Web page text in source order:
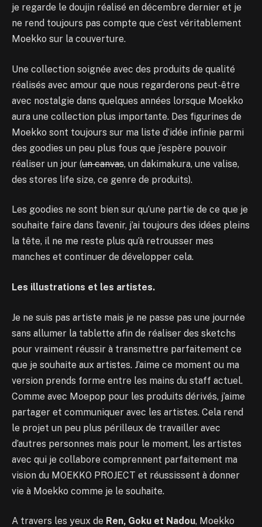
je regarde le doujin réalisé en décembre dernier et je
ne rend toujours pas compte que c’est véritablement
Moekko sur la couverture.
Une collection soignée avec des produits de qualité
réalisés avec amour que nous regarderons peut-être
avec nostalgie dans quelques années lorsque Moekko
aura une collection plus importante. Des figurines de
Moekko sont toujours sur ma liste d’idée infinie parmi
des goodies un peu plus fous que j’espère pouvoir
réaliser un jour (un canvas, un dakimakura, une valise,
des stores life size, ce genre de produits).
Les goodies ne sont bien sur qu’une partie de ce que je
souhaite faire dans l’avenir, j’ai toujours des idées pleins
la tête, il ne me reste plus qu’à retrousser mes
manches et continuer de développer cela.
Les illustrations et les artistes.
Je ne suis pas artiste mais je ne passe pas une journée
sans allumer la tablette afin de réaliser des sketchs
pour vraiment réussir à transmettre parfaitement ce
que je souhaite aux artistes. J’aime ce moment ou ma
version prends forme entre les mains du staff actuel.
Comme avec Moepop pour les produits dérivés, j’aime
partager et communiquer avec les artistes. Cela rend
le projet un peu plus périlleux de travailler avec
d’autres personnes mais pour le moment, les artistes
avec qui je collabore comprennent parfaitement ma
vision du MOEKKO PROJECT et réussissent à donner
vie à Moekko comme je le souhaite.
A travers les yeux de Ren, Goku et Nadou, Moekko